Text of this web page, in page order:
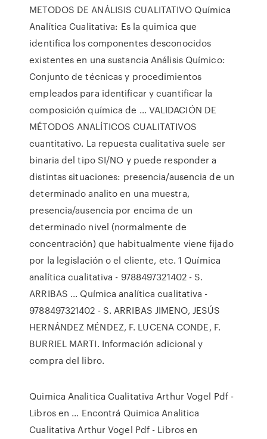
METODOS DE ANÁLISIS CUALITATIVO Química
Analítica Cualitativa: Es la quimica que
identifica los componentes desconocidos
existentes en una sustancia Análisis Químico:
Conjunto de técnicas y procedimientos
empleados para identificar y cuantificar la
composición química de … VALIDACIÓN DE
MÉTODOS ANALÍTICOS CUALITATIVOS
cuantitativo. La repuesta cualitativa suele ser
binaria del tipo SI/NO y puede responder a
distintas situaciones: presencia/ausencia de un
determinado analito en una muestra,
presencia/ausencia por encima de un
determinado nivel (normalmente de
concentración) que habitualmente viene fijado
por la legislación o el cliente, etc. 1 Química
analítica cualitativa - 9788497321402 - S.
ARRIBAS ... Química analítica cualitativa -
9788497321402 - S. ARRIBAS JIMENO, JESÚS
HERNÁNDEZ MÉNDEZ, F. LUCENA CONDE, F.
BURRIEL MARTI. Información adicional y
compra del libro.
Quimica Analitica Cualitativa Arthur Vogel Pdf -
Libros en ... Encontrá Quimica Analitica
Cualitativa Arthur Vogel Pdf - Libros en